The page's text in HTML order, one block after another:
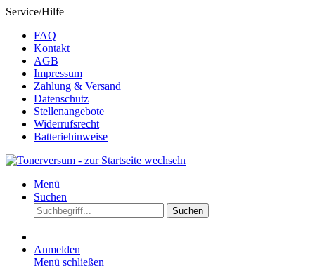
Service/Hilfe
FAQ
Kontakt
AGB
Impressum
Zahlung & Versand
Datenschutz
Stellenangebote
Widerrufsrecht
Batteriehinweise
Menü
Suchen
Suchen
Anmelden
Menü schließen